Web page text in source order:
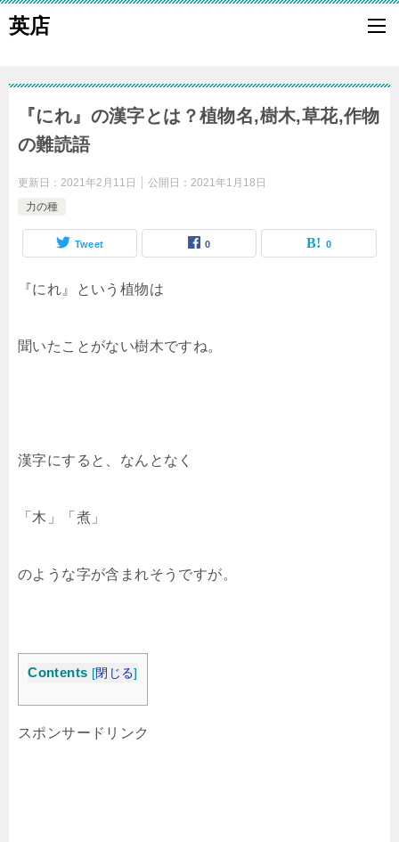
英店
『にれ』の漢字とは？植物名,樹木,草花,作物
の難読語
更新日： 2021年2月11日 公開日： 2021年1月18日
力の種
Tweet 0 0
『にれ』という植物は
聞いたことがない樹木ですね。
漢字にすると、なんとなく
「木」「煮」
のような字が含まれそうですが。
Contents [閉じる]
スポンサードリンク